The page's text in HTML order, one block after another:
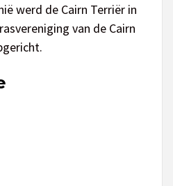
werd de Cairn Terriër in
van de Cairn